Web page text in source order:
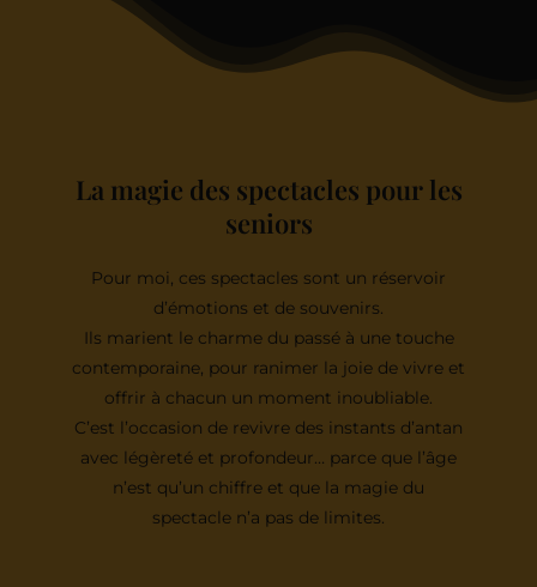
La magie des spectacles pour les
seniors
Pour moi, ces spectacles sont un réservoir
d’émotions et de souvenirs.
Ils marient le charme du passé à une touche
contemporaine, pour ranimer la joie de vivre et
offrir à chacun un moment inoubliable.
C’est l’occasion de revivre des instants d’antan
avec légèreté et profondeur… parce que l’âge
n’est qu’un chiffre et que la magie du
spectacle n’a pas de limites.